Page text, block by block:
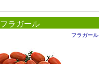
フラガール
フラガール